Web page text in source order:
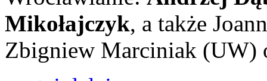
Mikołajczyk, a także
Zbigniew Marciniak (UW)